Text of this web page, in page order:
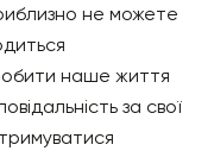
не можете
наше життя
за свої